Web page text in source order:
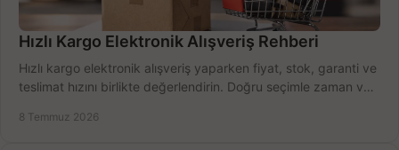
Hızlı Kargo Elektronik Alışveriş Rehberi
Hızlı kargo elektronik alışveriş yaparken fiyat, stok, garanti ve
teslimat hızını birlikte değerlendirin. Doğru seçimle zaman ve
8 Temmuz 2026